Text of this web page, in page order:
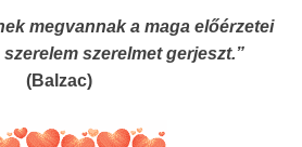
megvannak a maga előérzetei
szerelmet gerjeszt.”
(Balzac)